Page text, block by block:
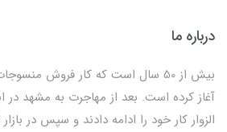
درباره ما
بیش از 50 سال است که کار فروش
آغاز کرده است. بعد از مهاجرت به مشهد در
الزوار کار خود را ادامه دادند و سپس در